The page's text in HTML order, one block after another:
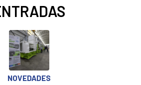
NOVEDADES